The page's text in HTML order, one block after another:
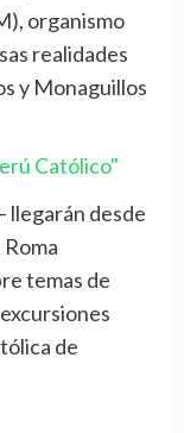
organismo
realidades
y Monaguillos
Católico"
llegarán desde
temas de
de